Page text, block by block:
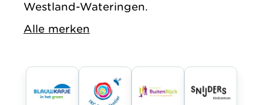
Westland-Wateringen.
Alle merken